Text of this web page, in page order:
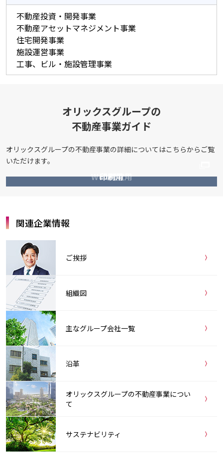
不動産投資・開発事業
不動産アセットマネジメント事業
住宅開発事業
施設運営事業
工事、ビル・施設管理事業
オリックスグループの
不動産事業ガイド
オリックスグループの不動産事業の詳細についてはこちらからご覧
いただけます。
Web閲覧用
印刷用
関連企業情報
ご挨拶
組織図
主なグループ会社一覧
沿革
オリックスグループの不動産事業につい
て
サステナビリティ